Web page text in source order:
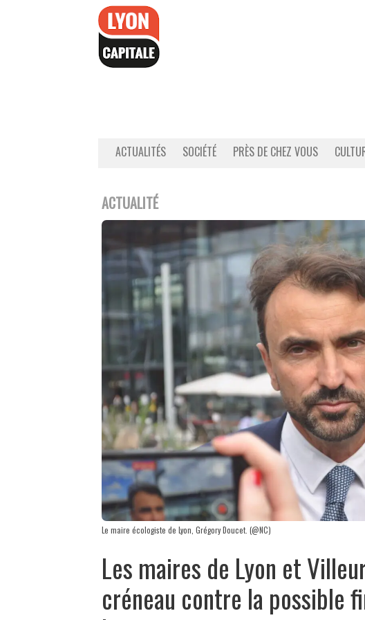
ACTUALITÉS
SOCIÉTÉ PRÈS DE CHEZ VOUS
ACTUALITÉ
Le maire écologiste de Lyon, Grégory Doucet. (@NC)
Les maires de Lyon et
créneau contre la possible